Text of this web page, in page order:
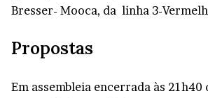
Bresser- Mooca, da linha 3-
Propostas
Em assembleia encerrada às 21h40